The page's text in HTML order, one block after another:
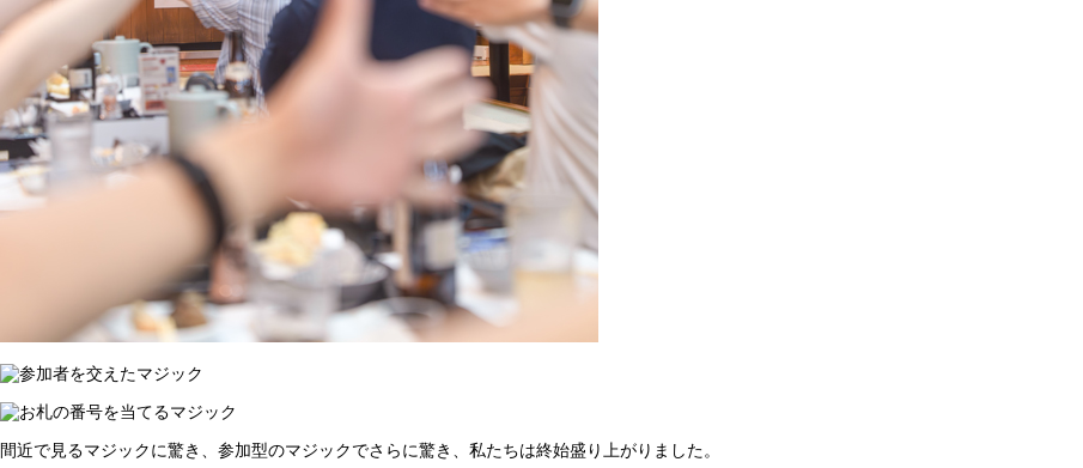
間近で見るマジックに驚き、参加型のマジックでさらに驚き、私たちは終始盛り上がりました。